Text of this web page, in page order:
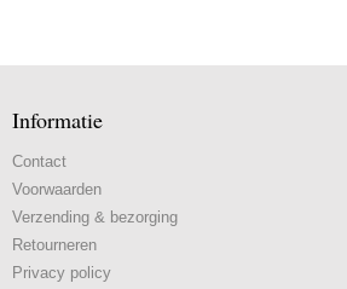
Informatie
Contact
Voorwaarden
Verzending & bezorging
Retourneren
Privacy policy